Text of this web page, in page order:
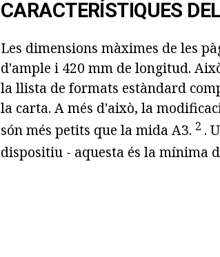
CARACTERÍSTIQUES
Les dimensions màximes de les
d'ample i 420 mm de longitud.
la llista de formats estàndard
la carta. A més d'això, la
són més petits que la mida A3. 2 .
dispositiu - aquesta és la mínima